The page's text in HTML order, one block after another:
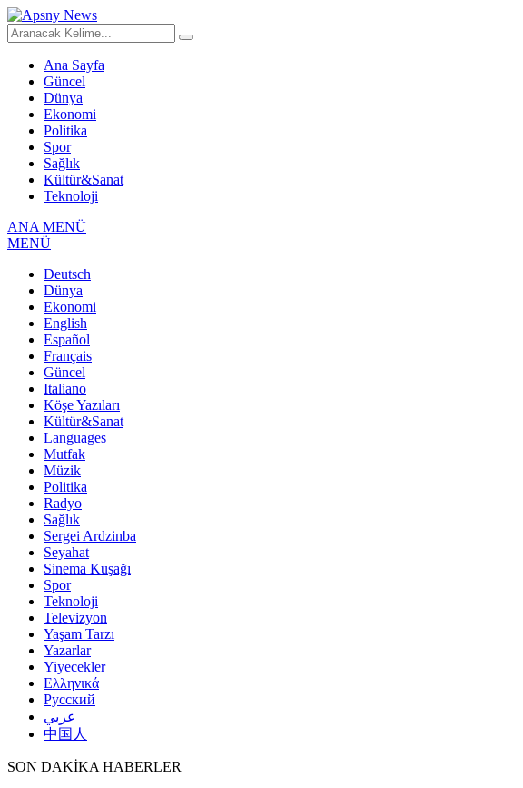
Ana Sayfa
Güncel
Dünya
Ekonomi
Politika
Spor
Sağlık
Kültür&Sanat
Teknoloji
ANA MENÜ
MENÜ
Deutsch
Dünya
Ekonomi
English
Español
Français
Güncel
Italiano
Köşe Yazıları
Kültür&Sanat
Languages
Mutfak
Müzik
Politika
Radyo
Sağlık
Sergei Ardzinba
Seyahat
Sinema Kuşağı
Spor
Teknoloji
Televizyon
Yaşam Tarzı
Yazarlar
Yiyecekler
Ελληνικά
Русский
عربي
中国人
SON DAKİKA HABERLER